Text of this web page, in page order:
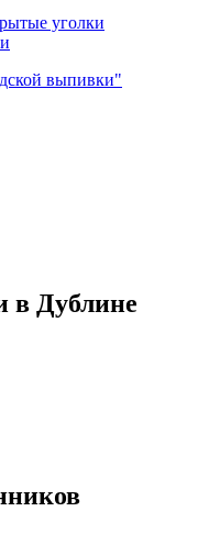
уголки
в Дублине